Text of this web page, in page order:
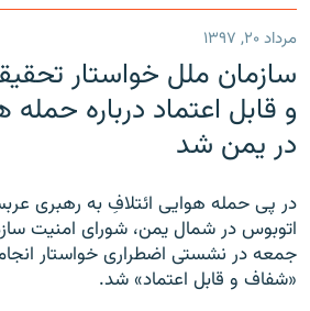
مرداد ۲۰, ۱۳۹۷
سازمان ملل خواستار
و قابل اعتماد درباره حمله
در یمن شد
در پی حمله هوایی ائتلافِ به رهبری
اتوبوس در شمال یمن، شورای امنیت
جمعه در نشستی اضطراری خواستار
«شفاف و قابل اعتماد» شد.